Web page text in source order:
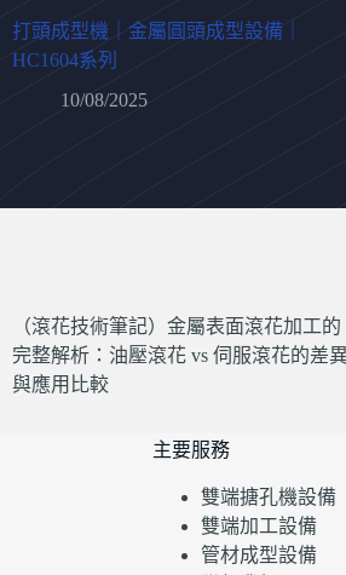
打頭成型機｜金屬圓頭成型設備｜
HC1604系列
10/08/2025
（滾花技術筆記）金屬表面滾花加工的
完整解析：油壓滾花 vs 伺服滾花的差
與應用比較
主要服務
雙端搪孔機設備
雙端加工設備
管材成型設備